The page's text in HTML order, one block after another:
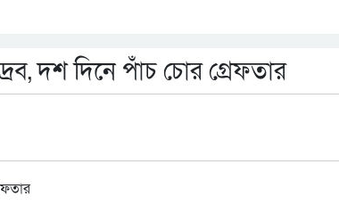
দশ দিনে পাঁচ চোর গ্রেফতার